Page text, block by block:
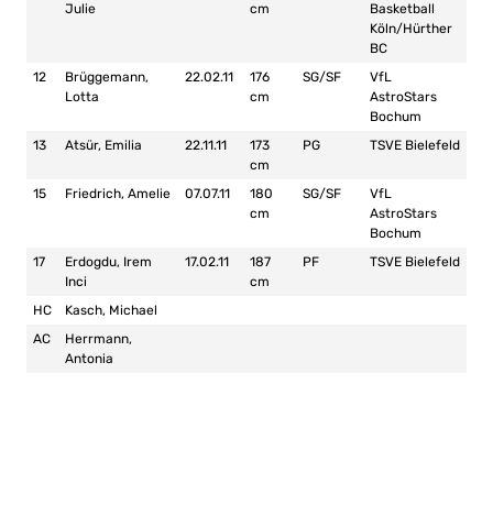
Julie
cm
Basketball
Köln/Hürther
BC
12
Brüggemann,
Lotta
22.02.11
176
cm
SG/SF
VfL
AstroStars
Bochum
13
Atsür, Emilia 22.11.11
173
cm
PG TSVE Bielefeld
15 Friedrich, Amelie 07.07.11
180
cm
SG/SF
VfL
AstroStars
Bochum
17
Erdogdu, Irem
Inci
17.02.11
187
cm
PF TSVE Bielefeld
HC
Kasch, Michael
AC
Herrmann,
Antonia